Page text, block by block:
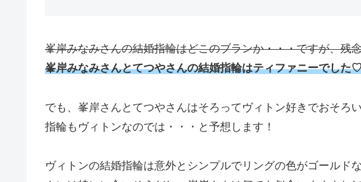
峯岸みなみさんの結婚指輪はどこのブランか・・・ですが、残
峯岸みなみさんとてつやさんの結婚指輪はティファニーでした
でも、峯岸さんとてつやさんはそろってヴィトン好きでおそろ
指輪もヴィトンなのでは・・・と予想します！
ヴィトンの結婚指輪は意外とシンプルでリングの色がゴールド